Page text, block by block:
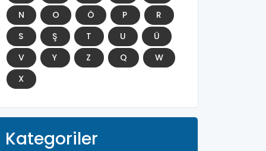
N
O Ö P
R
S
Ş T U
Ü
V
Y Z Q
W
X
Kategoriler